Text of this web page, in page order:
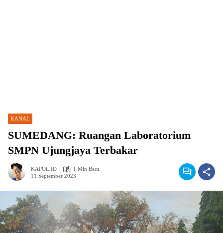
KANAL
SUMEDANG: Ruangan Laboratorium
SMPN Ujungjaya Terbakar
KAPOL.ID
1 Min Baca
11 September 2023